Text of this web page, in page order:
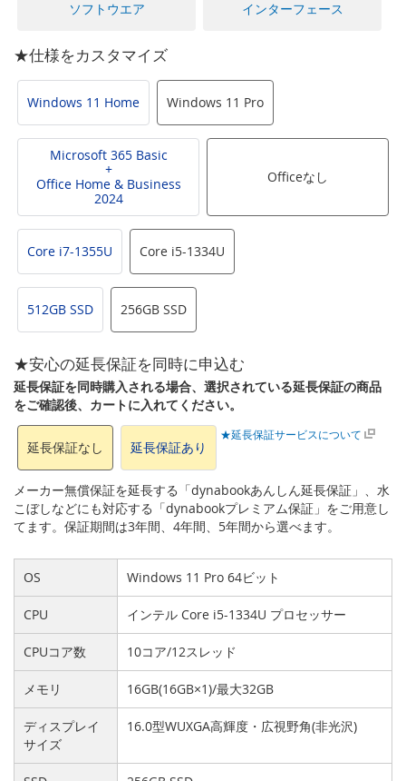
ソフトウエア インターフェース
★仕様をカスタマイズ
Windows 11 Home Windows 11 Pro
Microsoft 365 Basic
+
Office Home & Business
2024
Officeなし
Core i7-1355U Core i5-1334U
512GB SSD 256GB SSD
★安心の延長保証を同時に申込む
延長保証を同時購入される場合、選択されている延長保証の商品
をご確認後、カートに入れてください。
延長保証なし 延長保証あり
★延長保証サービスについて
メーカー無償保証を延長する「dynabookあんしん延長保証」、水
こぼしなどにも対応する「dynabookプレミアム保証」をご用意し
てます。保証期間は3年間、4年間、5年間から選べます。
OS Windows 11 Pro 64ビット
CPU インテル Core i5-1334U プロセッサー
CPUコア数 10コア/12スレッド
メモリ 16GB(16GB×1)/最大32GB
ディスプレイ
サイズ
16.0型WUXGA高輝度・広視野角(非光沢)